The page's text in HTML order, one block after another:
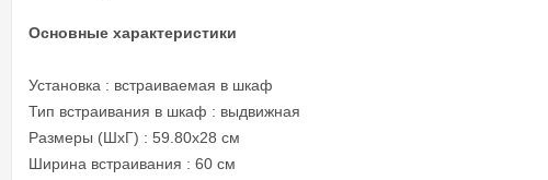
Основные характеристики
Установка : встраиваемая в шкаф
Тип встраивания в шкаф : выдвижная
Размеры (ШхГ) : 59.80х28 см
Ширина встраивания : 60 см